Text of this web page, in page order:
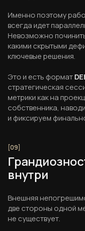
Именно поэтому
всегда идет
Невозможно
какими скрытыми
ключевые решения.
Это и есть формат
стратегическая
метрики как на
собственника,
и фиксируем
внутри
Внешняя
две стороны одной
не существует.